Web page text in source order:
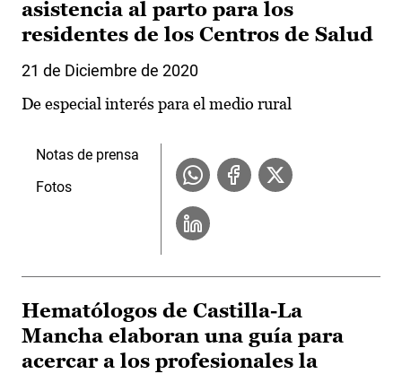
asistencia al parto para los
residentes de los Centros de Salud
21 de Diciembre de 2020
De especial interés para el medio rural
Notas de prensa
Fotos
Hematólogos de Castilla-La
Mancha elaboran una guía para
acercar a los profesionales la